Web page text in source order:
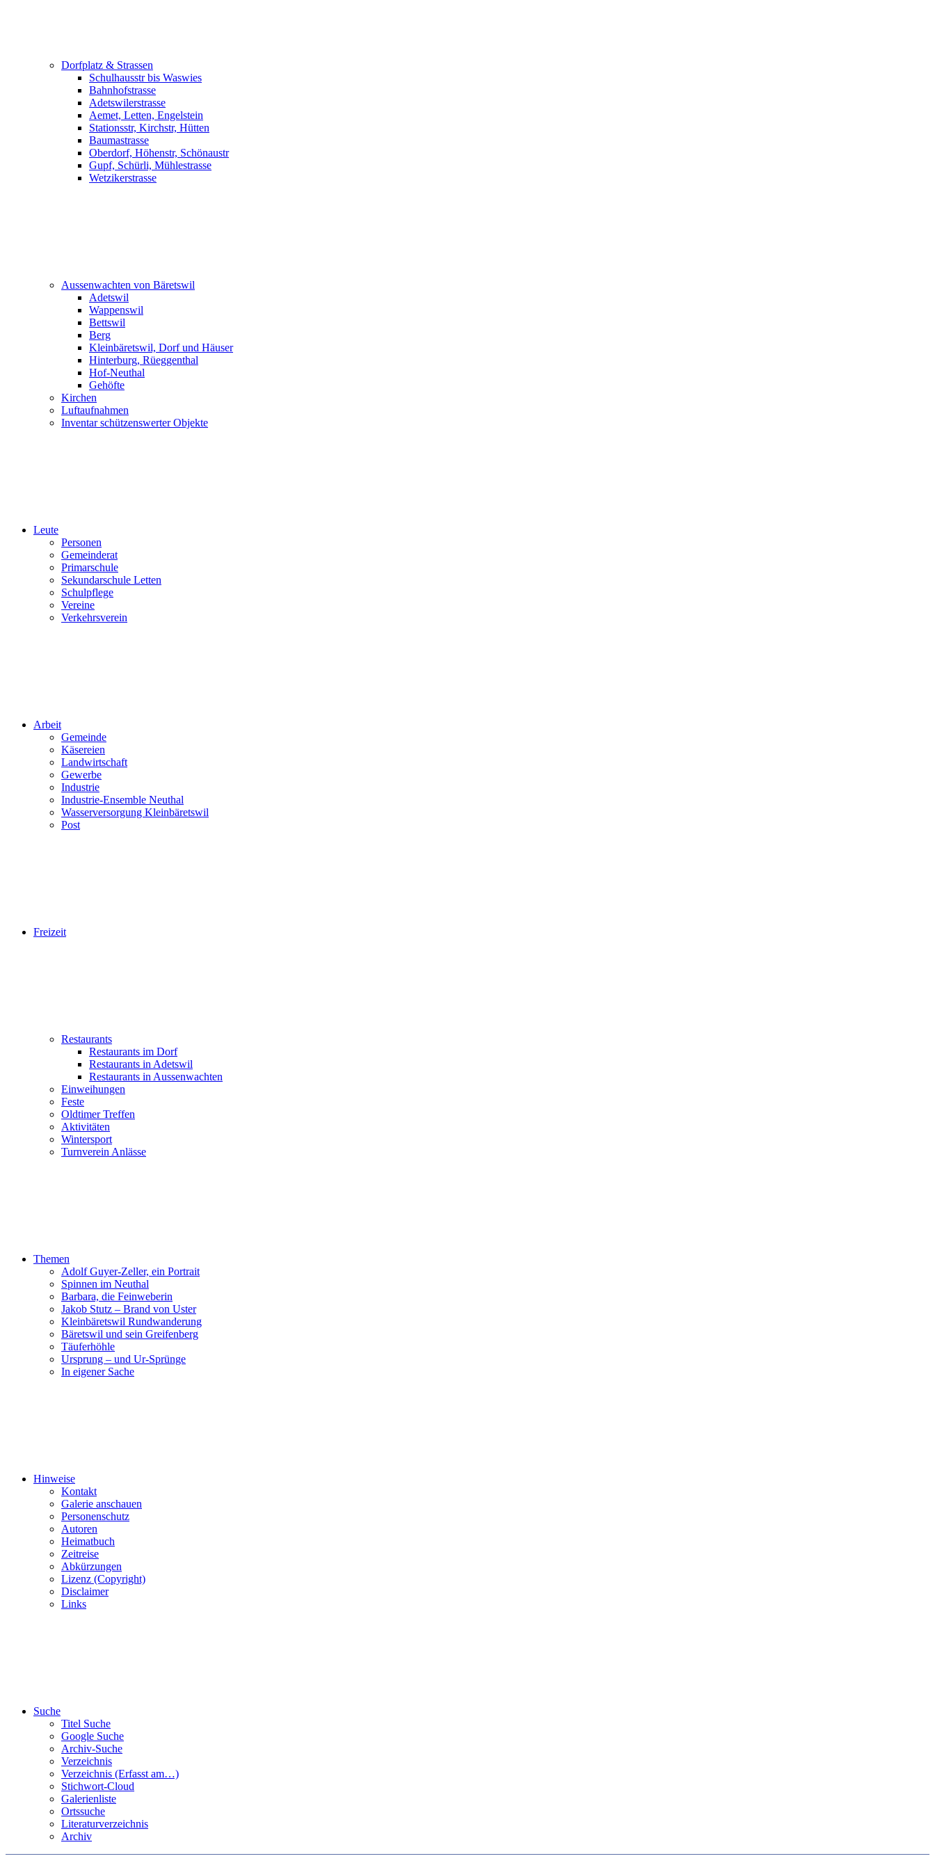
Dorfplatz & Strassen
Schulhausstr bis Waswies
Bahnhofstrasse
Adetswilerstrasse
Aemet, Letten, Engelstein
Stationsstr, Kirchstr, Hütten
Baumastrasse
Oberdorf, Höhenstr, Schönaustr
Gupf, Schürli, Mühlestrasse
Wetzikerstrasse
Aussenwachten von Bäretswil
Adetswil
Wappenswil
Bettswil
Berg
Kleinbäretswil, Dorf und Häuser
Hinterburg, Rüeggenthal
Hof-Neuthal
Gehöfte
Kirchen
Luftaufnahmen
Inventar schützenswerter Objekte
Leute
Personen
Gemeinderat
Primarschule
Sekundarschule Letten
Schulpflege
Vereine
Verkehrsverein
Arbeit
Gemeinde
Käsereien
Landwirtschaft
Gewerbe
Industrie
Industrie-Ensemble Neuthal
Wasserversorgung Kleinbäretswil
Post
Freizeit
Restaurants
Restaurants im Dorf
Restaurants in Adetswil
Restaurants in Aussenwachten
Einweihungen
Feste
Oldtimer Treffen
Aktivitäten
Wintersport
Turnverein Anlässe
Themen
Adolf Guyer-Zeller, ein Portrait
Spinnen im Neuthal
Barbara, die Feinweberin
Jakob Stutz – Brand von Uster
Kleinbäretswil Rundwanderung
Bäretswil und sein Greifenberg
Täuferhöhle
Ursprung – und Ur-Sprünge
In eigener Sache
Hinweise
Kontakt
Galerie anschauen
Personenschutz
Autoren
Heimatbuch
Zeitreise
Abkürzungen
Lizenz (Copyright)
Disclaimer
Links
Suche
Titel Suche
Google Suche
Archiv-Suche
Verzeichnis
Verzeichnis (Erfasst am…)
Stichwort-Cloud
Galerienliste
Ortssuche
Literaturverzeichnis
Archiv